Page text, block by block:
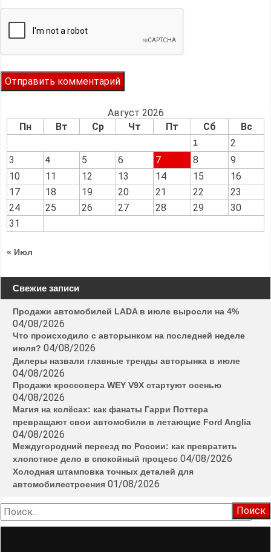
Август 2026
Пн
Вт Ср Чт Пт Сб Вс
1
2
3
4 5 6 7 8
9
10
11 12 13 14 15
16
17
18 19 20 21 22
23
24
25 26 27 28 29
30
31
« Июл
Свежие записи
Продажи автомобилей LADA в июле выросли на 4%
04/08/2026
Что происходило с авторынком на последней неделе
июля? 04/08/2026
Дилеры назвали главные тренды авторынка в июле
04/08/2026
Продажи кроссовера WEY V9X стартуют осенью
04/08/2026
Магия на колёсах: как фанаты Гарри Поттера
превращают свои автомобили в летающие Ford Anglia
04/08/2026
Междугородний переезд по России: как превратить
хлопотное дело в спокойный процесс 04/08/2026
Холодная штамповка точных деталей для
автомобилестроения 01/08/2026
Найти: